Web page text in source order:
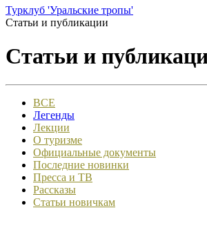
Турклуб 'Уральские тропы'
Статьи и публикации
Статьи и
ВСЕ
Легенды
Лекции
О туризме
Официальные документы
Последние новинки
Пресса и ТВ
Рассказы
Статьи новичкам